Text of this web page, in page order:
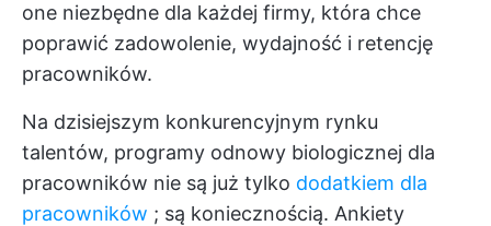
one niezbędne dla każdej firmy, która chce
poprawić zadowolenie, wydajność i retencję
pracowników.
Na dzisiejszym konkurencyjnym rynku
talentów, programy odnowy biologicznej dla
pracowników nie są już tylko dodatkiem dla
pracowników ; są koniecznością. Ankiety